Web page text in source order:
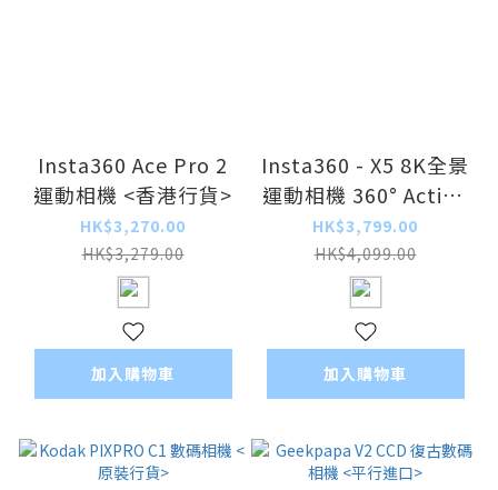
Insta360 Ace Pro 2
運動相機 <香港行貨>
HK$3,270.00
HK$3,279.00
加入購物車
Insta360 - X5 8K全景
運動相機 360° Action
Camera Cameras <香
港行貨>
HK$3,799.00
HK$4,099.00
加入購物車